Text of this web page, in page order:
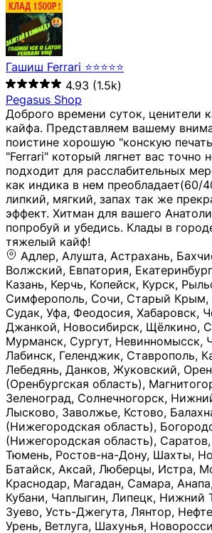
Гашиш Ferrari ⭐⭐⭐⭐⭐
4.93 (1.5k)
Pegasus Shop
Доброго времени суток, ценители
кайфа. Представляем вашему
поистине хорошую "конскую
"Ferrari" который лягнет вас точно
подходит для расслабительных
как индика в нем преобладает(60/
липкий, мягкий, запах так же
эффект. Хитман для вашего
попробуй и убедись. Клады в
тяжелый кайф!
Адлер, Алушта, Астрахань, Бахчисарай, Волгоград, Волжский, Евпатория, Екатеринбург, Ишимбай, Казань, Керчь, Копейск, Курск, Рыльск, Саки, Салават, Симферополь, Сочи, Старый Крым, Стерлитамак, Судак, Уфа, Феодосия, Хабаровск, Челябинск, Ялта, Джанкой, Новосибирск, Щёлкино, Санкт-Петербург, Мурманск, Сургут, Невинномысск, Черкесск, Усть-Лабинск, Геленджик, Ставрополь, Калуга, Елец, Лебедянь, Данков, Жуковский, Оренбург, Орск (Оренбургская область), Магнитогорск, Пермь, Зеленоград, Солнечногорск, Нижний Новгород, Лысково, Заволжье, Кстово, Балахна (Нижегородская область), Богородск, Бор (Нижегородская область), Саратов, Энгельс, Ижевск, Тюмень, Ростов-на-Дону, Шахты, Новочеркасск, Батайск, Аксай, Люберцы, Истра, Москва, Армавир, Краснодар, Магадан, Самара, Анапа, Славянск-на-Кубани, Чаплыгин, Липецк, Нижний Тагил, Орехово-Зуево, Усть-Джегута, Лянтор, Нефтеюганск, Пыть-Ях, Урень, Ветлуга, Шахунья, Новороссийск, Крымск, Тимашёвск, Тольятти, Воткинск, Звенигород, Руза, Можайск, Белгород, Воронеж, Соликамск, Нытва, Лысьва (Пермский край), Чусовой, Кунгур, Краснокамск, Миасс, Губаха, Тула, Новомосковск, Донской, Омск, Льгов, Мытищи, Королёв, Ивантеевка, Балашиха, Семилуки, Кудымкар, Старый Оскол, Оса (Пермский край), Одинцово (Московская область), Ханты-Мансийск, Лабинск, Темрюк, Курганинск, Белореченск (Краснодарский край), Алупкa, Губкин, Рязань, Калининград, Усть-Илимск, Фрязино, Минеральные Воды, Пятигорск, Кострома, Ярославль, Коркино, Верхняя Пышма, Подольск, Красноярск, Смоленск, Долгопрудный, Чебоксары, Калачинск, Канск, Киров (Кировская область), Вологда, Рославль, Владивосток, Обнинск, Балабаново (Калужская область), Малоярославец, Брянск, Видное, Ярцево, Вязьма, Гагарин, Приволжск, Фурманов, Чайковский, Кинешма, Горячий Ключ, Улан-Удэ, Туймазы, Дюртюли, Альметьевск, Нефтекамск, Хадыженск, Апшеронск, Майкоп, Уссурийск, Ульяновск, Гатчина, Луга (Ленинградская область), Надым, Ногинск, Электросталь, Железнодорожный (Московская область), Бутурлиновка, Кириллов, Краснознаменск (Калиниградская область), Мышкин, Томмот, Холм, Абакан, Абдулино, Агидель, Агрыз, Адыгейск, Азнакаево, Алатырь, Алдан, Алейск, Александров, Александровск, Алексеевка (Белгородская обл.), Алексин, Амурск, Анадырь, Ангарск, Андреаполь, Анжеро-Судженск, Анива, Апатиты, Арамиль, Ардон, Арзамас, Аркадак, Арсеньев, Артём, Артёмовский, Архангельск, Асбест, Асино, Аткарск, Ахтубинск, Аша, Бабаево (Вологодская область), Бавлы (Республика Татарстан), Байкальск, Бакал, Баксан, Балаклава, Балаково (Саратовская область), Балашов (Саратовская область), Балтийск, Барабинск, Барнаул, Барыш (Ульяновская область), Бежецк, Белая Калитва (Ростовская область), Белебей, Белогорск (Крым), Белозерск, Белокуриха, Беломорск, Белоозёрский (Московская область), Белорецк (Республика Башкортостан), Кызыл, Белоярский (Ханты-Мансийский АО), Бердск, Березники (Пермский край), Берёзовский (Кемеровская область), Берёзовский (Свердловская область), Беслан, Бийск, Бикин, Билибино, Биробиджан, Благовещенск (Амурская область), Благовещенск (Башкортостан), Бобров, Богородицк, Боготол, Богучар, Бокситогорск (Ленинградская область), Бологое (Тверская область), Болхов, Большой Камень (Приморский край), Борисоглебск (Воронежская область), Боровичи (Новгородская область), Боровск, Бородино, Братск, Бронницы (Московская область), Бугульма (Республика Татарстан), Бугуруслан (Оренбургская область), Буинск, Буй, Буйнакск, Валдай, Валуйки, Велиж, Великие Луки, Великий Новгород, Великий Устюг, Вельск, Венёв, Верещагино, Верхнеуральск, Верхний Уфалей, Верхняя Салда, Верхняя Тура, Весьегонск, Вилючинск, Вихоревка, Вичуга, Владикавказ, Волгодонск, Волгореченск, Володарск, Волосово, Волчанск, Вольск, Воркута, Ворсма, Всеволожск (Ленинградская область), Вуктыл, Выкса, Высоковск, Высоцк, Вытегра, Вышний Волочёк, Вяземский, Вязники, Вятские Поляны, Нея, Шилка, Гаврилов Посад, Гаврилов-Ям, Гай, Галич, Гдов, Голицыно, Горно-Алтайск, Горнозаводск, Горняк, Городец, Гороховец, Гремячинск, Грозный, Грязи, Грязовец, Губкинский, Гуково, Гулькевичи, Гурьевск (Калининградская область), Гурьевск (Кемеровская область), Гусев, Гусь-Хрустальный, Давлеканово, Далматово, Дальнегорск, Дегтярск, Дедовск, Демидов, Дербент, Десногорск, Дзержинск, Дзержинский (Московская область), Дивногорск, Димитровград, Дмитровск, Дно, Добрянка, Долинск, Домодедово, Донецк (ДНР), Дорогобуж, Дрезна, Дубна, Дудинка, Духовщина, Дятьково, Егорьевск, Елабуга, Елизово, Ельня (Будет изменено название), Емва, Енисейск, Ермолино, Ершов, Ессентуки, Ефремов, Железноводск, Железногорск (Красноярский край), Железногорск (Курская область), Железногорск-Илимский, Жигулёвск, Жиздра, Жирновск, Жуков, Жуковка, Заводоуковск, Заволжск, Задонск, Заинск, Заозёрный, Заозёрск, Западная Двина, Заполярный, Зарайск, Заречный (Пензенская область), Заречный (Свердловская область), Заринск, Звенигово, Зверево, Зеленогорск ( Ленинградская обл. ), Зеленоградск, Зеленодольск, Зеленокумск, Зерноград, Зима, Змеиногорск, Зубцов, Ивангород, Иваново, Ивдель, Избербаш, Изобильный, Иланский, Инза, Инкерман, Инта, Ипатово, Искитим, Йошкар-Ола, Кадников, Калач, Калач-на-Дону, Калининск, Калтан, Калязин, Камбарка, Каменка (Пензенская область), Каменногорск (Ленинградская область), Каменск-Уральский, Каменск-Шахтинский, Камень-на-Оби, Камешково, Камышин, Канаш, Кандалакша, Карабаново, Карабаш, Карачаевск, Каргат, Каргополь, Карпинск, Карталы, Касимов, Касли, Каспийск, Катав-Ивановск, Катайск, Качканар, Кашин, Кашира, Кемерово, Кемь, Кизел, Кизилюрт, Кизляр, Кимовск, Кимры, Кингисепп, Кинель, Киреевск, Киренск, Киржач, Кириши, Кирово-Чепецк, Кировск (Ленинградская область), Кировск (Мурманская область), Кирсанов, Киселёвск, Кисловодск, Климовск, Клинцы, Княгинино, Ковдор, Ковров, Когалым, Козельск, Козьмодемьянск, Кола, Кологрив, Колпашево, Колпино, Кольчугино, Комсомольск, Комсомольск-на-Амуре, Конаково, Кондопога, Кондрово, Константиновск, Кораблино, Кореновск, Корсаков, Коряжма, Костерёво, Костомукша, Котельники, Котельниково, Котельнич, Котлас, Котовск, Кохма, Красноармейск (Московская область), Краснозаводск, Краснознаменск (Московская область), Краснокаменск, Краснослободск (Волгоградская область), Краснотурьинск, Красноуральск, Красный Сулин, Кремёнки, Кропоткин, Кубинка, Кувшиново (Тверская область), Кудрово, Кулебаки, Кумертау, Курлово, Куровское, Куртамыш, Курчатов, Куса, Кушва, Кыштым, Лабытнанги, Лагань, Лаишево (Республика Татарстан), Лакинск,